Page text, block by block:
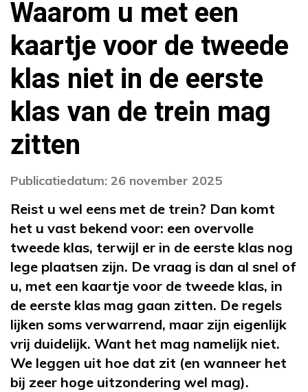
Waarom u met een
kaartje voor de tweede
klas niet in de eerste
klas van de trein mag
zitten
Publicatiedatum: 26 november 2025
Reist u wel eens met de trein? Dan komt
het u vast bekend voor: een overvolle
tweede klas, terwijl er in de eerste klas nog
lege plaatsen zijn. De vraag is dan al snel of
u, met een kaartje voor de tweede klas, in
de eerste klas mag gaan zitten. De regels
lijken soms verwarrend, maar zijn eigenlijk
vrij duidelijk. Want het mag namelijk niet.
We leggen uit hoe dat zit (en wanneer het
bij zeer hoge uitzondering wel mag).